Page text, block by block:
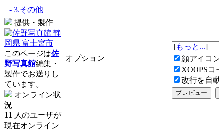
- 3.その他
提供・製作
このページは佐
野写真館編集・
製作でお送りし
ています。
オンライン状
況
11 人のユーザが
現在オンライン
[もっと...]
オプション
顔アイコ
XOOPSコ
改行を自